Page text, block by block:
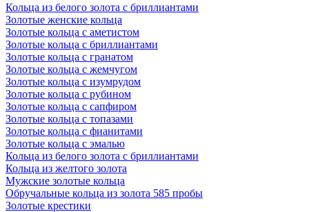
Кольца из белого золота с бриллиантами
Золотые женские кольца
Золотые кольца с аметистом
Золотые кольца с бриллиантами
Золотые кольца с гранатом
Золотые кольца с жемчугом
Золотые кольца с изумрудом
Золотые кольца с рубином
Золотые кольца с сапфиром
Золотые кольца с топазами
Золотые кольца с фианитами
Золотые кольца с эмалью
Кольца из белого золота с бриллиантами
Кольца из желтого золота
Мужские золотые кольца
Обручальные кольца из золота 585 пробы
Золотые крестики